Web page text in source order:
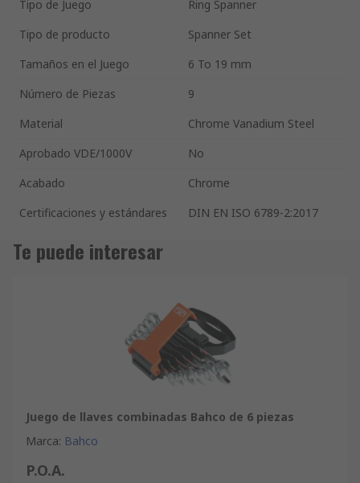
Tipo de Juego
Ring Spanner
Tipo de producto
Spanner Set
Tamaños en el Juego
6 To 19 mm
Número de Piezas
9
Material
Chrome Vanadium Steel
Aprobado VDE/1000V
No
Acabado
Chrome
Certificaciones y estándares
DIN EN ISO 6789-2:2017
Te puede interesar
Juego de llaves combinadas Bahco de 6 piezas
Marca: Bahco
P.O.A.